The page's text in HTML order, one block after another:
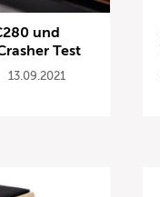
und
Test
13.09.2021